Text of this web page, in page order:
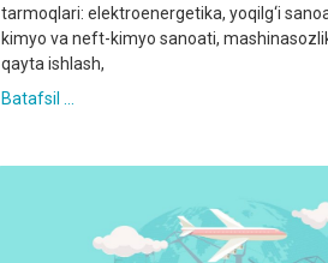
tarmoqlari: elektroenergetika, yoqilg‘i
kimyo va neft-kimyo sanoati,
qayta ishlash,
Batafsil ...